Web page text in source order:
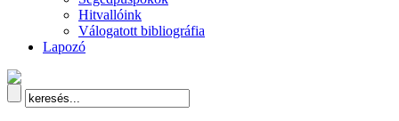
Hitvallóink
Válogatott bibliográfia
Lapozó